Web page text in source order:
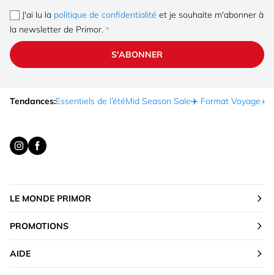
J'ai lu la politique de confidentialité et je souhaite m'abonner à
la newsletter de Primor.
S'ABONNER
Tendances:Essentiels de l’étéMid Season Sale✈️ Format Voyage☀️
LE MONDE PRIMOR
PROMOTIONS
AIDE